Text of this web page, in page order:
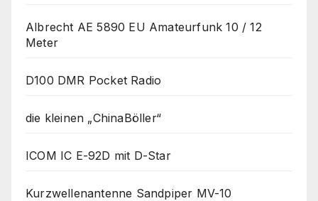
Albrecht AE 5890 EU Amateurfunk 10 / 12
Meter
D100 DMR Pocket Radio
die kleinen „ChinaBöller“
ICOM IC E-92D mit D-Star
Kurzwellenantenne Sandpiper MV-10